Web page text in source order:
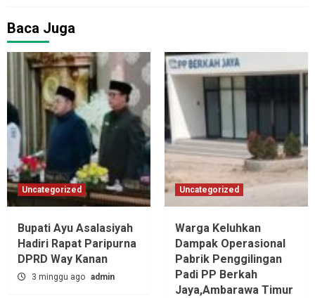
Baca Juga
Uncategorized
Bupati Ayu Asalasiyah
Hadiri Rapat Paripurna
DPRD Way Kanan
3 minggu ago admin
Uncategorized
Warga Keluhkan
Dampak Operasional
Pabrik Penggilingan
Padi PP Berkah
Jaya,‎Ambarawa Timur